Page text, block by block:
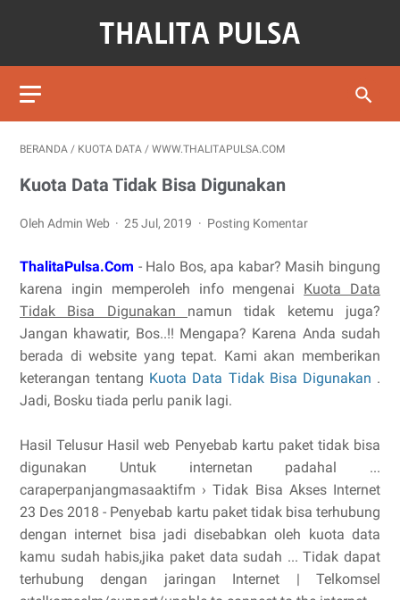
BERANDA / KUOTA DATA / WWW.THALITAPULSA.COM
Kuota Data Tidak Bisa Digunakan
Oleh Admin Web 25 Jul, 2019 Posting Komentar
ThalitaPulsa.Com - Halo Bos, apa kabar? Masih bingung
karena ingin memperoleh info mengenai Kuota Data
Tidak Bisa Digunakan namun tidak ketemu juga?
Jangan khawatir, Bos..!! Mengapa? Karena Anda sudah
berada di website yang tepat. Kami akan memberikan
keterangan tentang Kuota Data Tidak Bisa Digunakan .
Jadi, Bosku tiada perlu panik lagi.
Hasil Telusur Hasil web Penyebab kartu paket tidak bisa
digunakan Untuk internetan padahal ...
caraperpanjangmasaaktifm › Tidak Bisa Akses Internet
23 Des 2018 - Penyebab kartu paket tidak bisa terhubung
dengan internet bisa jadi disebabkan oleh kuota data
kamu sudah habis,jika paket data sudah ... Tidak dapat
terhubung dengan jaringan Internet | Telkomsel